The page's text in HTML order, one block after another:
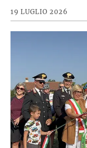
19 LUGLIO 2026